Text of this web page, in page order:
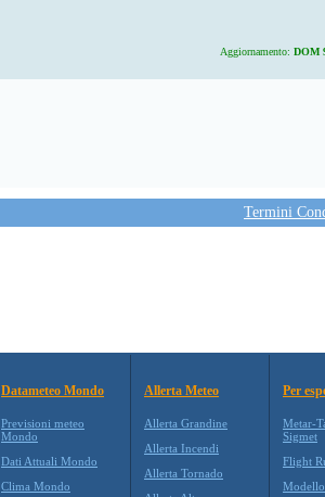
Aggiornamento: DOM
Termini
Datameteo Mondo
Previsioni meteo
Mondo
Dati Attuali Mondo
Clima Mondo
Allerta Meteo
Allerta Grandine
Allerta Incendi
Allerta Tornado
Per
Metar-
Sigmet
Flight